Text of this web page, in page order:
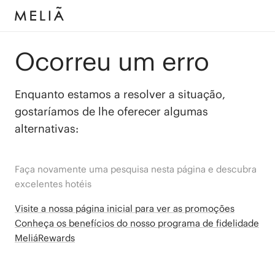
Ocorreu um erro
Enquanto estamos a resolver a situação,
gostaríamos de lhe oferecer algumas
alternativas:
Faça novamente uma pesquisa nesta página e descubra
excelentes hotéis
Visite a nossa página inicial para ver as promoções
Conheça os benefícios do nosso programa de fidelidade
MeliáRewards